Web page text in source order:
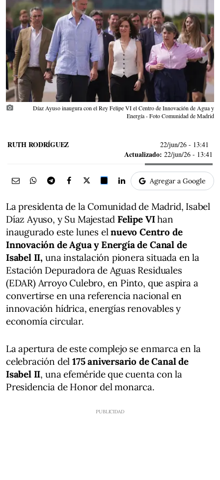
photo_camera
Díaz Ayuso inaugura con el Rey Felipe VI el Centro de Innovación de Agua y
Energía - Foto Comunidad de Madrid
RUTH RODRÍGUEZ 22/jun/26 - 13:41
Actualizado: 22/jun/26 - 13:41
Agregar a Google
La presidenta de la Comunidad de Madrid, Isabel
Díaz Ayuso, y Su Majestad Felipe VIhan
inaugurado este lunes elnuevo Centro de
Innovación de Agua y Energía de Canal de
Isabel II, una instalación pionera situada en la
Estación Depuradora de Aguas Residuales
(EDAR) Arroyo Culebro, en Pinto, que aspira a
convertirse en una referencia nacional en
innovación hídrica, energías renovables y
economía circular.
La apertura de este complejo se enmarca en la
celebración del 175 aniversario de Canal de
Isabel II, una efeméride que cuenta con la
Presidencia de Honor del monarca.